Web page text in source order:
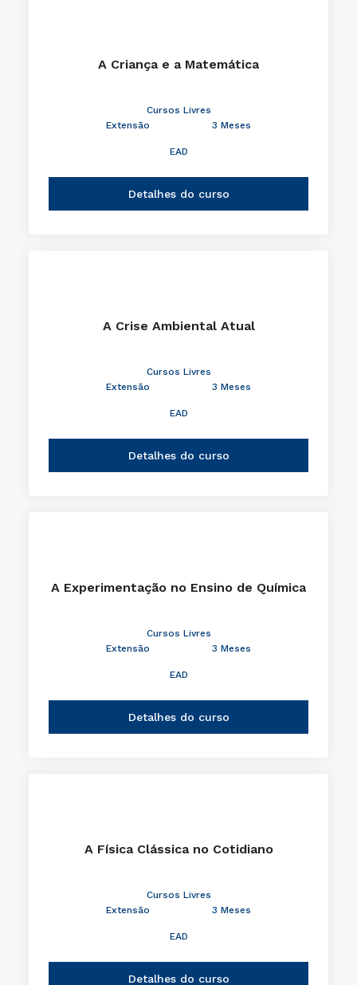
A Criança e a Matemática
Cursos Livres
Extensão
3 Meses
EAD
Detalhes do curso
A Crise Ambiental Atual
Cursos Livres
Extensão
3 Meses
EAD
Detalhes do curso
A Experimentação no Ensino de Química
Cursos Livres
Extensão
3 Meses
EAD
Detalhes do curso
A Física Clássica no Cotidiano
Cursos Livres
Extensão
3 Meses
EAD
Detalhes do curso